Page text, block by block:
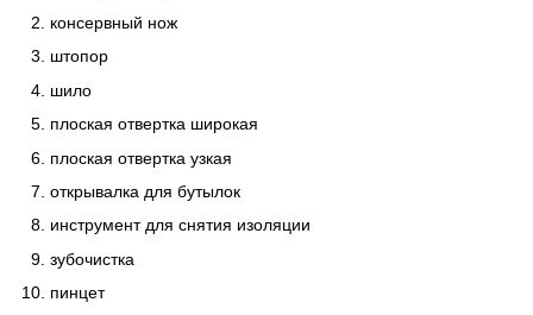
консервный нож
штопор
шило
плоская отвертка широкая
плоская отвертка узкая
открывалка для бутылок
инструмент для снятия изоляции
зубочистка
пинцет